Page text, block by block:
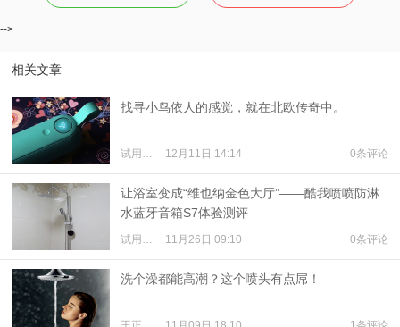
-->
相关文章
找寻小鸟依人的感觉，就在北欧传奇中。
试用体验 12月11日 14:14 0条评论
让浴室变成“维也纳金色大厅”——酷我喷喷防淋
水蓝牙音箱S7体验测评
试用体验 11月26日 09:10 0条评论
洗个澡都能高潮？这个喷头有点屌！